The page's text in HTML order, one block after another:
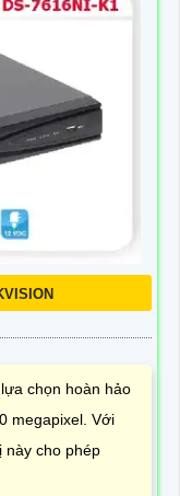
chọn hoàn hảo
megapixel. Với
này cho phép